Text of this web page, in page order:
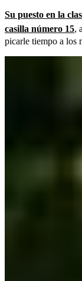
Su puesto en la
casilla número 15,
picarle tiempo a los